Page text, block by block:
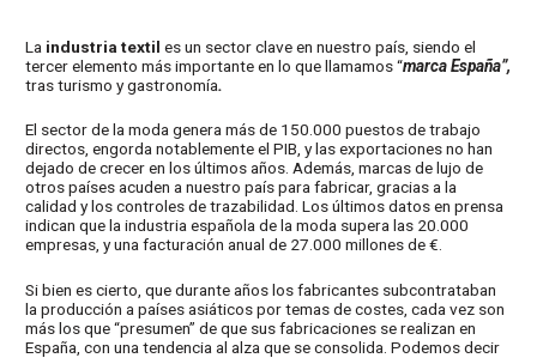
La industria textil es un sector clave en nuestro país, siendo el
tercer elemento más importante en lo que llamamos “marca España”,
tras turismo y gastronomía.
El sector de la moda genera más de 150.000 puestos de trabajo
directos, engorda notablemente el PIB, y las exportaciones no han
dejado de crecer en los últimos años. Además, marcas de lujo de
otros países acuden a nuestro país para fabricar, gracias a la
calidad y los controles de trazabilidad. Los últimos datos en prensa
indican que la industria española de la moda supera las 20.000
empresas, y una facturación anual de 27.000 millones de €.
Si bien es cierto, que durante años los fabricantes subcontrataban
la producción a países asiáticos por temas de costes, cada vez son
más los que “presumen” de que sus fabricaciones se realizan en
España, con una tendencia al alza que se consolida. Podemos decir